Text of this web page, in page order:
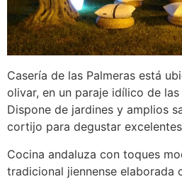
Casería de las Palmeras está
olivar, en un paraje idílico de
Dispone de jardines y amplios
cortijo para degustar
Cocina andaluza con toques
tradicional jiennense elaborada